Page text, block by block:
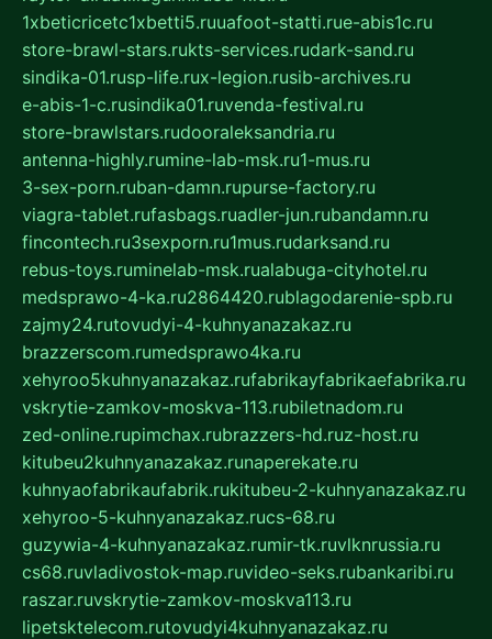
1xbeticricetc1xbetti5.ruuafoot-statti.rue-abis1c.ru
store-brawl-stars.rukts-services.rudark-sand.ru
sindika-01.rusp-life.rux-legion.rusib-archives.ru
e-abis-1-c.rusindika01.ruvenda-festival.ru
store-brawlstars.rudooraleksandria.ru
antenna-highly.rumine-lab-msk.ru1-mus.ru
3-sex-porn.ruban-damn.rupurse-factory.ru
viagra-tablet.rufasbags.ruadler-jun.rubandamn.ru
fincontech.ru3sexporn.ru1mus.rudarksand.ru
rebus-toys.ruminelab-msk.rualabuga-cityhotel.ru
medsprawo-4-ka.ru2864420.rublagodarenie-spb.ru
zajmy24.rutovudyi-4-kuhnyanazakaz.ru
brazzerscom.rumedsprawo4ka.ru
xehyroo5kuhnyanazakaz.rufabrikayfabrikaefabrika.ru
vskrytie-zamkov-moskva-113.rubiletnadom.ru
zed-online.rupimchax.rubrazzers-hd.ruz-host.ru
kitubeu2kuhnyanazakaz.runaperekate.ru
kuhnyaofabrikaufabrik.rukitubeu-2-kuhnyanazakaz.ru
xehyroo-5-kuhnyanazakaz.rucs-68.ru
guzywia-4-kuhnyanazakaz.rumir-tk.ruvlknrussia.ru
cs68.ruvladivostok-map.ruvideo-seks.rubankaribi.ru
raszar.ruvskrytie-zamkov-moskva113.ru
lipetsktelecom.rutovudyi4kuhnyanazakaz.ru